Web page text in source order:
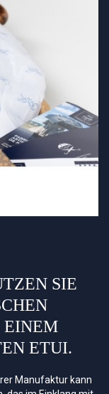
SIE
EINEM
ETUI.
Manufaktur kann